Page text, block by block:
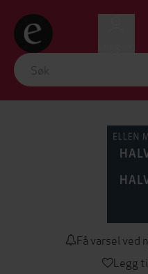
Få varsel ved
Legg